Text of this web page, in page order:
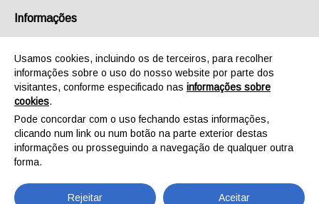
Informações
Usamos cookies, incluindo os de terceiros, para recolher
informações sobre o uso do nosso website por parte dos
visitantes, conforme especificado nas informações sobre
cookies.
Pode concordar com o uso fechando estas informações,
clicando num link ou num botão na parte exterior destas
informações ou prosseguindo a navegação de qualquer outra
forma.
Rejeitar Aceitar